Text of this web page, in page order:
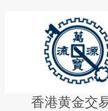
香港黄金交